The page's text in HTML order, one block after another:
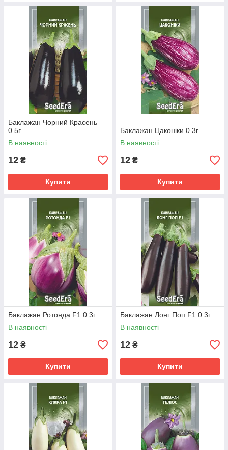
Баклажан Чорний Красень
0.5г
В наявності
12 ₴
Купити
Баклажан Цаконіки 0.3г
В наявності
12 ₴
Купити
Баклажан Ротонда F1 0.3г
В наявності
12 ₴
Купити
Баклажан Лонг Поп F1 0.3г
В наявності
12 ₴
Купити